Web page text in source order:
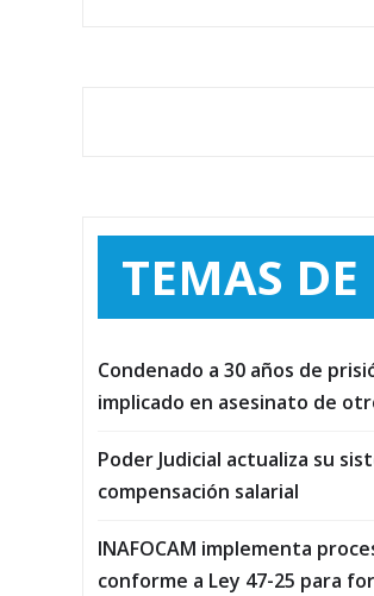
TEMAS
Condenado a 30 años de
implicado en asesinato de
Poder Judicial actualiza su
compensación salarial
INAFOCAM implementa
conforme a Ley 47-25 para